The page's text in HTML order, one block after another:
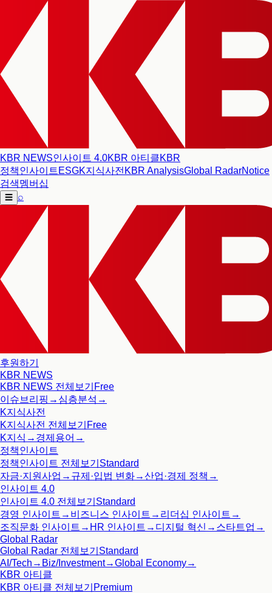
KBR NEWS인사이트 4.0KBR 아티클KBR
정책인사이트 ESGK지식사전 KBR AnalysisGlobal RadarNotice
검색멤버십
☰ ⌕
후원하기
KBR NEWS
KBR NEWS 전체보기 Free
이슈브리핑 → 심층분석 →
K지식사전
K지식사전 전체보기 Free
K지식 → 경제용어 →
정책인사이트
정책인사이트 전체보기 Standard
자금·지원사업 → 규제·입법 변화→산업·경제 정책 →
인사이트 4.0
인사이트 4.0 전체보기 Standard
경영 인사이트 → 비즈니스 인사이트 → 리더십 인사이트 →
조직문화 인사이트 → HR 인사이트 → 디지털 혁신 → 스타트업 →
Global Radar
Global Radar 전체보기 Standard
AI/Tech → Biz/Investment→Global Economy→
KBR 아티클
KBR 아티클 전체보기 Premium